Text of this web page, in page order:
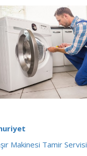
Makinesi Tamir Servisi